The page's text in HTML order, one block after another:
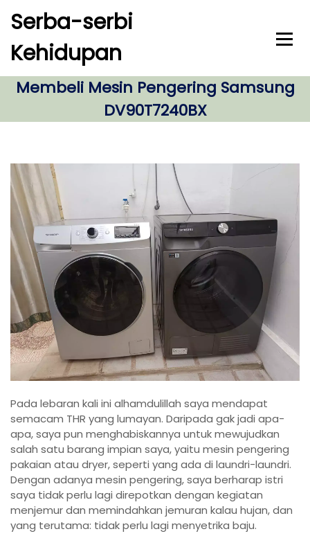
Serba-serbi
Kehidupan
Membeli Mesin Pengering Samsung
DV90T7240BX
Pada lebaran kali ini alhamdulillah saya mendapat
semacam THR yang lumayan. Daripada gak jadi apa-
apa, saya pun menghabiskannya untuk mewujudkan
salah satu barang impian saya, yaitu mesin pengering
pakaian atau dryer, seperti yang ada di laundri-laundri.
Dengan adanya mesin pengering, saya berharap istri
saya tidak perlu lagi direpotkan dengan kegiatan
menjemur dan memindahkan jemuran kalau hujan, dan
yang terutama: tidak perlu lagi menyetrika baju.